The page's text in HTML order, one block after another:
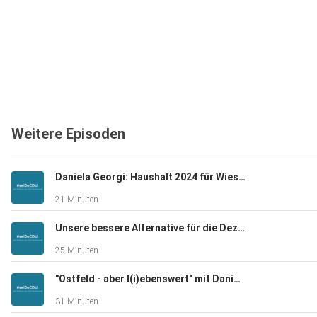
Weitere Episoden
Daniela Georgi: Haushalt 2024 für Wiesbaden - Linksbündnis verschleiert und verschweigt"
21 Minuten
Unsere bessere Alternative für die Dezernentenwahl 2023 – eine Nachlese
25 Minuten
"Ostfeld - aber l(i)ebenswert" mit Daniela Georgi und Nikolas Jacobs
31 Minuten